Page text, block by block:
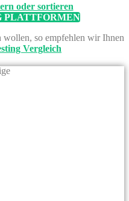
oder sortieren
PLATTFORMEN
wollen, so empfehlen wir Ihnen
Vergleich